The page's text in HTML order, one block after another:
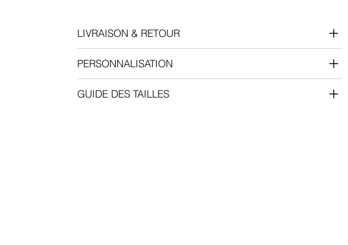
LIVRAISON & RETOUR
PERSONNALISATION
GUIDE DES TAILLES